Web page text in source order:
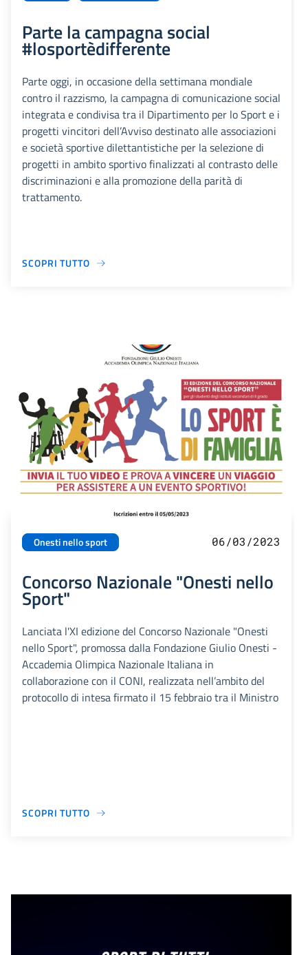
Parte la campagna social
#losportèdifferente
Parte oggi, in occasione della settimana mondiale
contro il razzismo, la campagna di comunicazione social
integrata e condivisa tra il Dipartimento per lo Sport e i
progetti vincitori dell’Avviso destinato alle associazioni
e società sportive dilettantistiche per la selezione di
progetti in ambito sportivo finalizzati al contrasto delle
discriminazioni e alla promozione della parità di
trattamento.
SCOPRI TUTTO
Onesti nello sport 06/03/2023
Concorso Nazionale "Onesti nello
Sport"
Lanciata l'XI edizione del Concorso Nazionale "Onesti
nello Sport", promossa dalla Fondazione Giulio Onesti -
Accademia Olimpica Nazionale Italiana in
collaborazione con il CONI, realizzata nell’ambito del
protocollo di intesa firmato il 15 febbraio tra il Ministro
SCOPRI TUTTO